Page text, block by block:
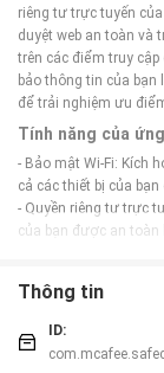
riêng tư trực tuyến
duyệt web an toàn và
trên các điểm truy
bảo thông tin của bạn
để trải nghiệm ưu
Tính năng của
- Bảo mật Wi-Fi: Kích
cả các thiết bị của
- Quyền riêng tư trực
của bạn được an toàn
- Không có quảng
Mẹo chơi Safe
Thông tin
ID: